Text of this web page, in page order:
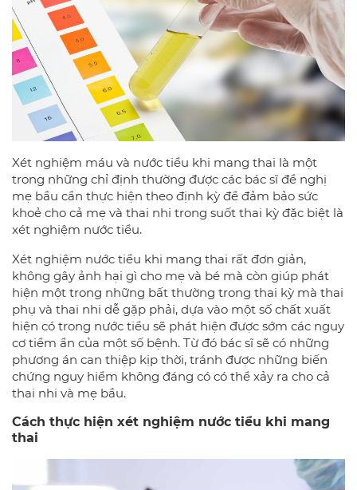
Xét nghiệm máu và nước tiểu khi mang thai là một
trong những chỉ định thường được các bác sĩ đề nghị
mẹ bầu cần thực hiện theo định kỳ để đảm bảo sức
khoẻ cho cả mẹ và thai nhi trong suốt thai kỳ đặc biệt là
xét nghiệm nước tiểu.
Xét nghiệm nước tiểu khi mang thai rất đơn giản,
không gây ảnh hại gì cho mẹ và bé mà còn giúp phát
hiện một trong những bất thường trong thai kỳ mà thai
phụ và thai nhi dễ gặp phải, dựa vào một số chất xuất
hiện có trong nước tiểu sẽ phát hiện được sớm các nguy
cơ tiềm ẩn của một số bệnh. Từ đó bác sĩ sẽ có những
phương án can thiệp kịp thời, tránh được những biến
chứng nguy hiểm không đáng có có thể xảy ra cho cả
thai nhi và mẹ bầu.
Cách thực hiện xét nghiệm nước tiểu khi mang
thai